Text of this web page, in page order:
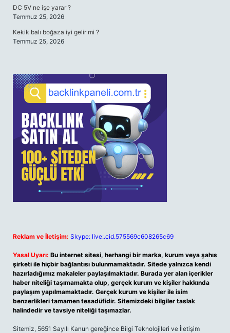
DC 5V ne işe yarar ?
Temmuz 25, 2026
Kekik balı boğaza iyi gelir mi ?
Temmuz 25, 2026
Reklam ve İletişim: Skype: live:.cid.575569c608265c69
Yasal Uyarı: Bu internet sitesi, herhangi bir marka, kurum veya şahıs
şirketi ile hiçbir bağlantısı bulunmamaktadır. Sitede yalnızca kendi
hazırladığımız makaleler paylaşılmaktadır. Burada yer alan içerikler
haber niteliği taşımamakta olup, gerçek kurum ve kişiler hakkında
paylaşım yapılmamaktadır. Gerçek kurum ve kişiler ile isim
benzerlikleri tamamen tesadüfidir. Sitemizdeki bilgiler taslak
halindedir ve tavsiye niteliği taşımazlar.
Sitemiz, 5651 Sayılı Kanun gereğince Bilgi Teknolojileri ve İletişim